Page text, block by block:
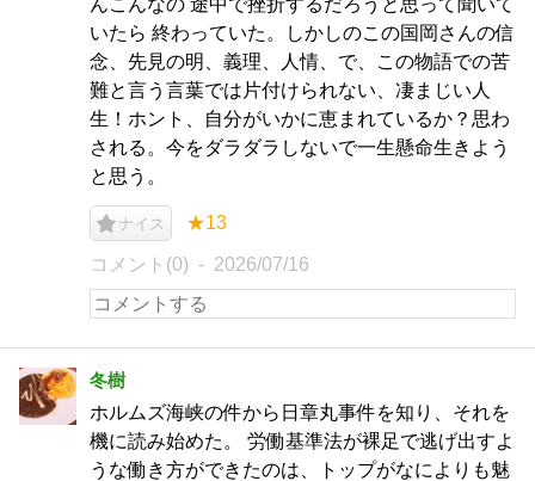
んこんなの 途中で挫折するだろうと思って聞いて
いたら 終わっていた。しかしのこの国岡さんの信
念、先見の明、義理、人情、で、この物語での苦
難と言う言葉では片付けられない、凄まじい人
生！ホント、自分がいかに恵まれているか？思わ
される。今をダラダラしないで一生懸命生きよう
と思う。
ナイス ★13
コメント(0) 2026/07/16
冬樹
ホルムズ海峡の件から日章丸事件を知り、それを
機に読み始めた。 労働基準法が裸足で逃げ出すよ
うな働き方ができたのは、トップがなによりも魅